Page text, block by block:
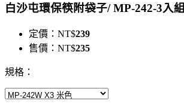
白沙屯環保筷附袋子/ MP-242-3入組
定價： NT$239
售價： NT$235
規格：